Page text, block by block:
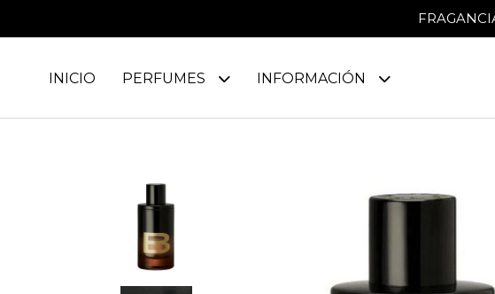
INICIO PERFUMES INFORMACIÓN